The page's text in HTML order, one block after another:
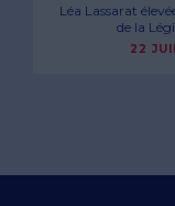
Léa Lassarat
de la
22